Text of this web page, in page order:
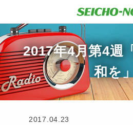
2017年4月第4週
和を」
2017.04.23